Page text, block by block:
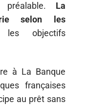
préalable. La
selon les
objectifs
à La Banque
françaises
au prêt sans